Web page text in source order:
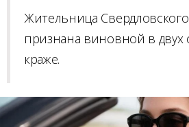
Жительница
признана виновной в двух
краже.